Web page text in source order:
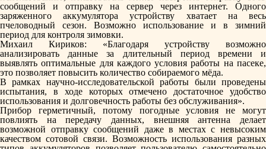
сообщений и отправку на сервер через интернет. Одного
заряженного аккумулятора устройству хватает на весь
пчеловодный сезон. Возможно использование и в зимний
период для контроля зимовки.
Михаил Кириков: «Благодаря устройству возможно
анализировать данные за длительный период времени и
выявлять оптимальные для каждого условия работы на пасеке,
это позволяет повысить количество собираемого мёда.
В рамках научно-исследовательской работы были проведены
испытания, в ходе которых отмечено достаточное удобство
использования и долговечность работы без обслуживания».
Прибор герметичный, потому погодные условия не могут
повлиять на передачу данных, внешняя антенна делает
возможной отправку сообщений даже в местах с невысоким
качеством сотовой связи. Возможность использования разных